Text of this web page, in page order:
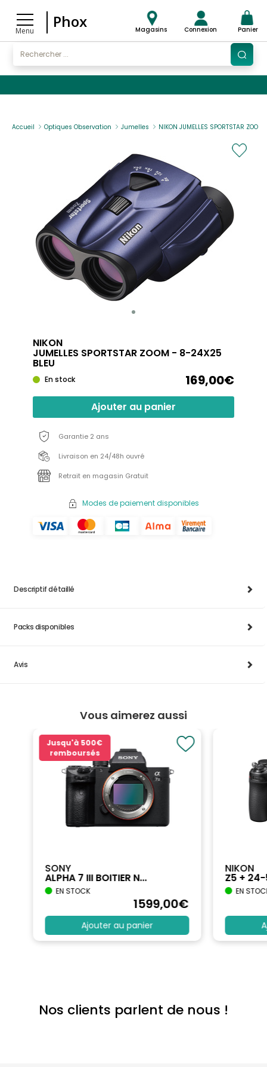
Menu
Phox Magasins Connexion Panier
Accueil Optiques Observation Jumelles NIKON JUMELLES SPORTSTAR
NIKON
JUMELLES SPORTSTAR ZOOM - 8-24X25
BLEU
En stock 169,00€
Ajouter au panier
Garantie 2 ans
Livraison en 24/48h ouvré
Retrait en magasin Gratuit
Modes de paiement disponibles
Descriptif détaillé
Packs disponibles
Avis
Vous aimerez aussi
Jusqu'à 500€
remboursés
SONY
ALPHA 7 III BOITIER N...
EN STOCK
1599,00€
Ajouter au panier
NIKON
Z5 +
EN
Nos clients parlent de nous !